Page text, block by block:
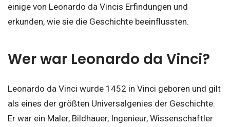
einige von Leonardo da Vincis Erfindungen und
erkunden, wie sie die Geschichte beeinflussten.
Wer war Leonardo da Vinci?
Leonardo da Vinci wurde 1452 in Vinci geboren und gilt
als eines der größten Universalgenies der Geschichte.
Er war ein Maler, Bildhauer, Ingenieur, Wissenschaftler